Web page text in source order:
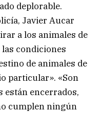
deplorable.
Javier Aucar
a los animales de
las condiciones
de animales de
particular». «Son
están encerrados,
cumplen ningún